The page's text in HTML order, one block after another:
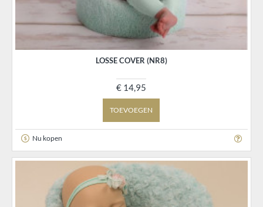
LOSSE COVER (NR8)
€ 14,95
TOEVOEGEN
Nu kopen